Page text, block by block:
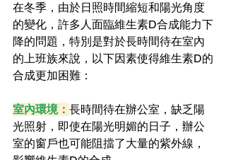
在冬季，由於日照時間縮短和陽光角度
的變化，許多人面臨維生素D合成能力下
降的問題，特別是對於長時間待在室內
的上班族來說，以下因素使得維生素D的
合成更加困難：
室內環境： 長時間待在辦公室，缺乏陽
光照射，即使在陽光明媚的日子，辦公
室的窗戶也可能阻擋了大量的紫外線，